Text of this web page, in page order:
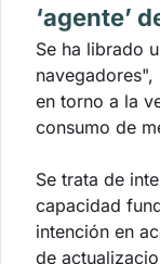
‘agente’
Se ha librado
en torno a la
consumo de
Se trata de
capacidad
intención en
de